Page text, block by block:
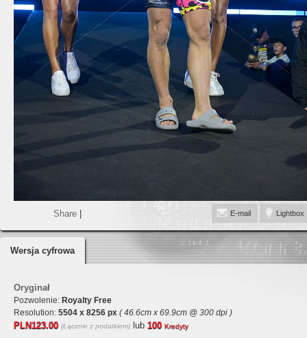
Share Lightbox
E-mail
Wersja cyfrowa
Oryginał
Pozwolenie: Royalty Free
Resolution: 5504 x 8256 px ( 46.6cm x 69.9cm @ 300 dpi )
PLN123.00 (Łącznie z podatkiem) lub 100 Kredyty